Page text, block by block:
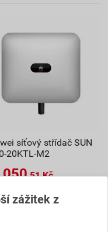
síťový střídač SUN
20KTL-M2
050,51Kč
skladu
zážitek z